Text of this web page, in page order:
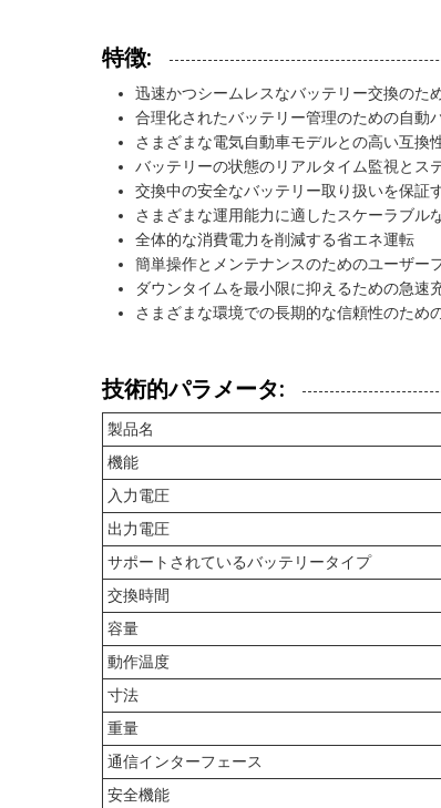
特徴:
迅速かつシームレスなバッテリー交換のた
合理化されたバッテリー管理のための自動
さまざまな電気自動車モデルとの高い互換
バッテリーの状態のリアルタイム監視とス
交換中の安全なバッテリー取り扱いを保証
さまざまな運用能力に適したスケーラブル
全体的な消費電力を削減する省エネ運転
簡単操作とメンテナンスのためのユーザー
ダウンタイムを最小限に抑えるための急速
さまざまな環境での長期的な信頼性のため
技術的パラメータ:
製品名
機能
入力電圧
出力電圧
サポートされているバッテリータイプ
交換時間
容量
動作温度
寸法
重量
通信インターフェース
安全機能